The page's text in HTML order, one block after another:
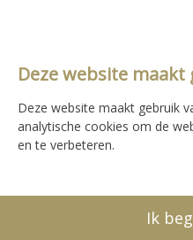
Deze website
Deze website maakt gebruik
analytische cookies om de
en te verbeteren.
Ik